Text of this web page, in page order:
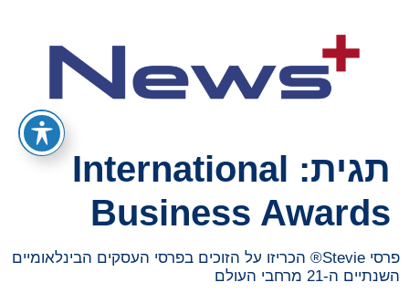
תגית: International
Business Awards
פרסי Stevie® הכריזו על הזוכים בפרסי העסקים הבינלאומיים
השנתיים ה-21 מרחבי העולם